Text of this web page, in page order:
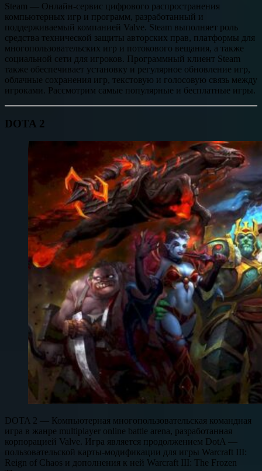
Steam — Онлайн-сервис цифрового распространения
компьютерных игр и программ, разработанный и
поддерживаемый компанией Valve. Steam выполняет роль
средства технической защиты авторских прав, платформы для
многопользовательских игр и потокового вещания, а также
социальной сети для игроков. Программный клиент Steam
также обеспечивает установку и регулярное обновление игр,
облачные сохранения игр, текстовую и голосовую связь между
игроками. Рассмотрим самые популярные и бесплатные игры.
DOTA 2
DOTA 2 — Компьютерная многопользовательская командная
игра в жанре multiplayer online battle arena, разработанная
корпорацией Valve. Игра является продолжением DotA —
пользовательской карты-модификации для игры Warcraft III:
Reign of Chaos и дополнения к ней Warcraft III: The Frozen